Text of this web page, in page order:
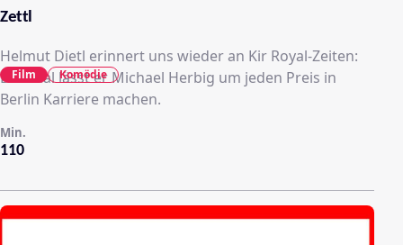
Zettl
Helmut Dietl erinnert uns wieder an Kir Royal-Zeiten:
Diesmal lässt er Michael Herbig um jeden Preis in
Berlin Karriere machen.
110
Min.
Film Komödie